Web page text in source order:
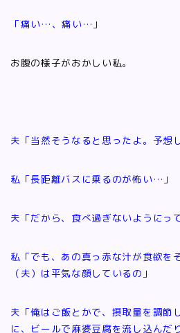
「痛い…、痛い…」
お腹の様子がおかしい私。
夫「当然そうなると思ったよ。予想
私「長距離バスに乗るのが怖い…」
夫「だから、食べ過ぎないようにっ
私「でも、あの真っ赤な汁が食欲を
（夫）は平気な顔しているの」
夫「俺はご飯とかで、摂取量を調節
に、ビールで麻婆豆腐を流し込んだ